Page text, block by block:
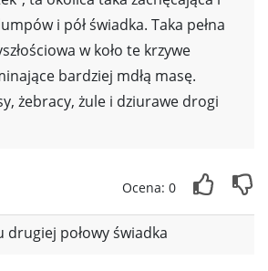
i pół świadka. Taka pełna
w koło te krzywe
bardziej mdłą masę.
żebracy, żule i dziurawe drogi
Ocena: 0
drugiej połowy świadka